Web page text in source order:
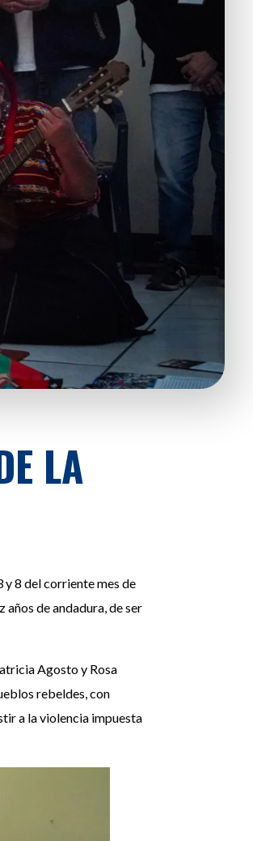
LA
y 8 del corriente mes de
de andadura, de ser
Agosto y Rosa
rebeldes, con
a la violencia impuesta